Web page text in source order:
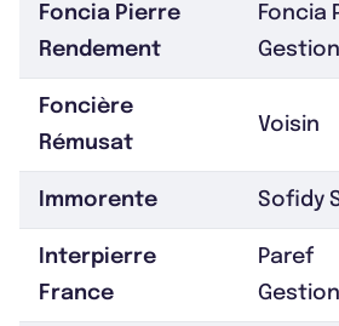
Foncia Pierre
Rendement
Foncia
Gestion
Foncière
Rémusat
Voisin
Immorente Sofidy
Interpierre
France
Paref
Gestion